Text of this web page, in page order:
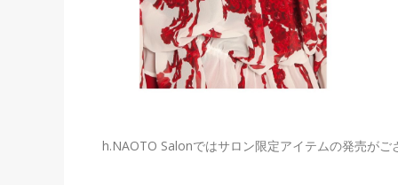
h.NAOTO Salonではサロン限定アイテムの発売がご